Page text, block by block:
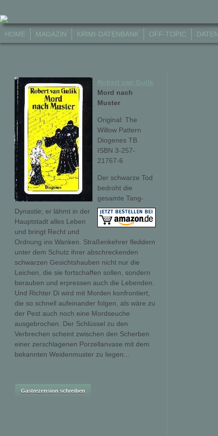
HOME MAGAZIN KRIMI-DATENBANK OFF-TOPIC
Robert van Gulik
Mord nach
Muster
Original: The
Willow Pattern
Diogenes TB
ISBN 3-257-
21767-6
Der schwarze Tod
bedroht die
gesamte Tang-
Dynastie; er lähmt in der
Hauptstadt alles Leben
und bringt Recht und
Ordnung ins Wanken. Straßenkehrer fleddern
unter dem Schutz ihrer abschreckenden
schwarzen Gesichtshauben nicht nur die
Leichen, die sie fortschaffen sollen, sondern
berauben und erpressen auch die Lebenden.
Und Richter Di wird mit Morden konfrontiert,
die so schnell aufeinander folgen, als wäre zu
der Pest auch noch eine Mordseuche
ausgebrochen. Der Schlüssel zu den
Verbrechen scheint zwischen den Scherben
einer zerschlagenen Porzellanvase mit dem
bekannten Weidenmuster zu liegen...